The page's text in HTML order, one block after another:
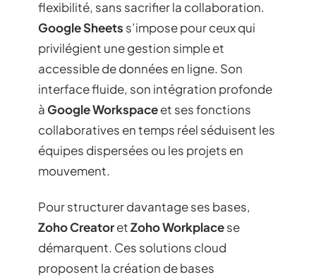
flexibilité, sans sacrifier la collaboration.
Google Sheets s’impose pour ceux qui
privilégient une gestion simple et
accessible de données en ligne. Son
interface fluide, son intégration profonde
àGoogle Workspaceet ses fonctions
collaboratives en temps réel séduisent les
équipes dispersées ou les projets en
mouvement.
Pour structurer davantage ses bases,
Zoho CreatoretZoho Workplacese
démarquent. Ces solutions cloud
proposent la création de bases